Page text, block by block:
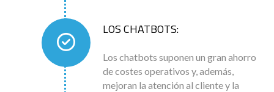
LOS CHATBOTS:
Los chatbots suponen un gran ahorro
de costes operativos y, además,
mejoran la atención al cliente y la